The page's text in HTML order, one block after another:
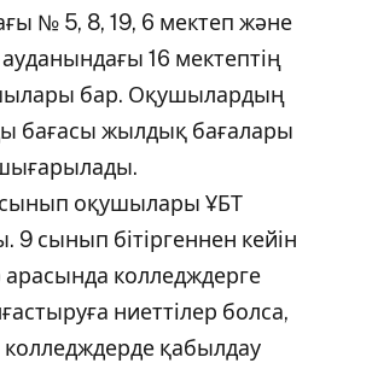
№ 5, 8, 19, 6 мектеп және
16 мектептің
бар. Оқушылардың
бағасы жылдық бағалары
шығарылады.
сынып оқушылары ҰБТ
9 сынып бітіргеннен кейін
колледждерге
ниеттілер болса,
колледждерде қабылдау